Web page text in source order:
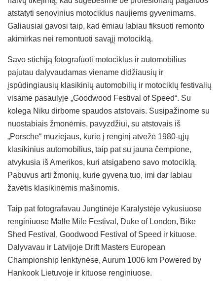
atstatyti senovinius motociklus naujiems gyvenimams.
Galiausiai gavosi taip, kad ėmiau labiau fiksuoti remonto
akimirkas nei remontuoti savąjį motociklą.
Savo stichiją fotografuoti motociklus ir automobilius
pajutau dalyvaudamas viename didžiausių ir
įspūdingiausių klasikinių automobilių ir motociklų festivalių
visame pasaulyje „Goodwood Festival of Speed“. Su
kolega Niku dirbome spaudos atstovais. Susipažinome su
nuostabiais žmonėmis, pavyzdžiui, su atstovais iš
„Porsche“ muziejaus, kurie į renginį atvežė 1980-ųjų
klasikinius automobilius, taip pat su jauna čempione,
atvykusia iš Amerikos, kuri atsigabeno savo motociklą.
Pabuvus arti žmonių, kurie gyvena tuo, imi dar labiau
žavėtis klasikinėmis mašinomis.
Taip pat fotografavau Jungtinėje Karalystėje vykusiuose
renginiuose Malle Mile Festival, Duke of London, Bike
Shed Festival, Goodwood Festival of Speed ir kituose.
Dalyvavau ir Latvijoje Drift Masters European
Championship lenktynėse, Aurum 1006 km Powered by
Hankook Lietuvoje ir kituose renginiuose.